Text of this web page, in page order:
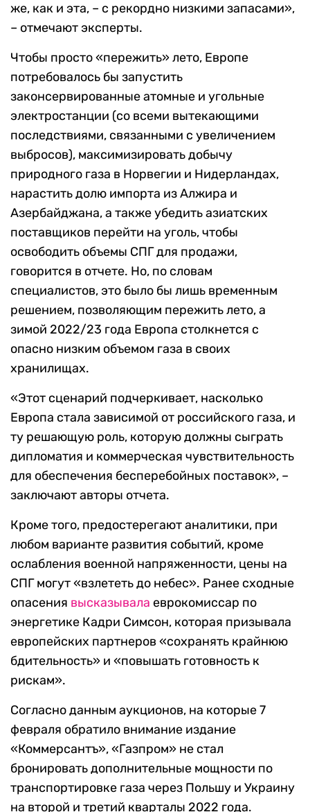
же, как и эта, – с рекордно низкими запасами»,
– отмечают эксперты.
Чтобы просто «пережить» лето, Европе
потребовалось бы запустить
законсервированные атомные и угольные
электростанции (со всеми вытекающими
последствиями, связанными с увеличением
выбросов), максимизировать добычу
природного газа в Норвегии и Нидерландах,
нарастить долю импорта из Алжира и
Азербайджана, а также убедить азиатских
поставщиков перейти на уголь, чтобы
освободить объемы СПГ для продажи,
говорится в отчете. Но, по словам
специалистов, это было бы лишь временным
решением, позволяющим пережить лето, а
зимой 2022/23 года Европа столкнется с
опасно низким объемом газа в своих
хранилищах.
«Этот сценарий подчеркивает, насколько
Европа стала зависимой от российского газа, и
ту решающую роль, которую должны сыграть
дипломатия и коммерческая чувствительность
для обеспечения бесперебойных поставок», –
заключают авторы отчета.
Кроме того, предостерегают аналитики, при
любом варианте развития событий, кроме
ослабления военной напряженности, цены на
СПГ могут «взлететь до небес». Ранее сходные
опасения высказывала еврокомиссар по
энергетике Кадри Симсон, которая призывала
европейских партнеров «сохранять крайнюю
бдительность» и «повышать готовность к
рискам».
Согласно данным аукционов, на которые 7
февраля обратило внимание издание
«Коммерсантъ», «Газпром» не стал
бронировать дополнительные мощности по
транспортировке газа через Польшу и Украину
на второй и третий кварталы 2022 года.